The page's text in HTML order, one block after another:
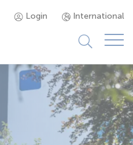
Login International